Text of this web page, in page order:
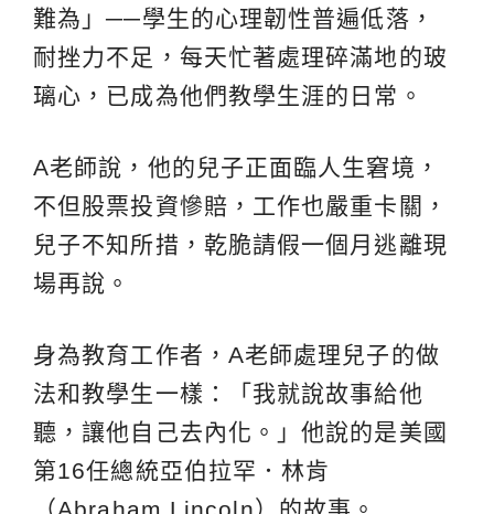
難為」──學生的心理韌性普遍低落，
耐挫力不足，每天忙著處理碎滿地的玻
璃心，已成為他們教學生涯的日常。
A老師說，他的兒子正面臨人生窘境，
不但股票投資慘賠，工作也嚴重卡關，
兒子不知所措，乾脆請假一個月逃離現
場再說。
身為教育工作者，A老師處理兒子的做
法和教學生一樣：「我就說故事給他
聽，讓他自己去內化。」他說的是美國
第16任總統亞伯拉罕．林肯
（Abraham Lincoln）的故事。